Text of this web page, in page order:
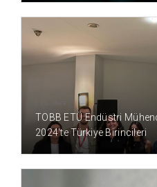
TOBB ETÜ Endüstri
2024'te Türkiye Birincileri